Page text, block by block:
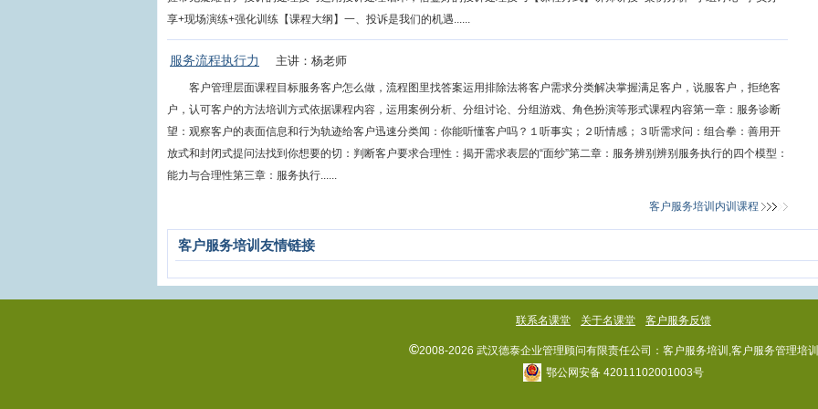
享+现场演练+强化训练【课程大纲】一、投诉是我们的机遇......
服务流程执行力 主讲：杨老师
客户管理层面课程目标服务客户怎么做，流程图里找答案运用排除法将客户需求分类解决掌握满足客户，说服客户，拒绝客
户，认可客户的方法培训方式依据课程内容，运用案例分析、分组讨论、分组游戏、角色扮演等形式课程内容第一章：服务诊断
望：观察客户的表面信息和行为轨迹给客户迅速分类闻：你能听懂客户吗？１听事实；２听情感；３听需求问：组合拳：善用开
放式和封闭式提问法找到你想要的切：判断客户要求合理性：揭开需求表层的“面纱”第二章：服务辨别辨别服务执行的四个模型：
能力与合理性第三章：服务执行......
客户服务培训内训课程
客户服务培训友情链接
联系名课堂 关于名课堂 客户服务反馈
©2008-2026 武汉德泰企业管理顾问有限责任公司： 客户服务培训,客户服务管理培训
鄂公网安备 42011102001003号